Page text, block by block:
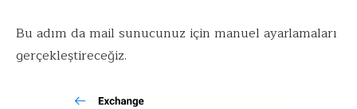
Bu adım da mail sunucunuz için manuel ayarlamaları
gerçekleştireceğiz.